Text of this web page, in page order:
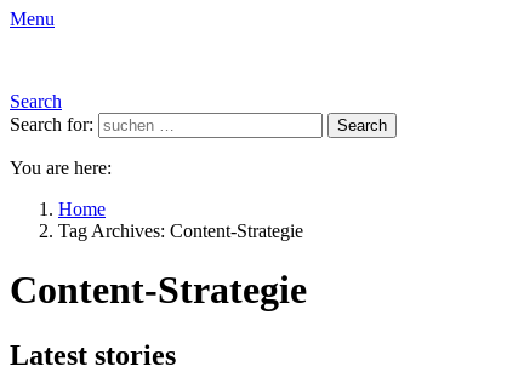
Menu
Search
Search for:
Search
You are here:
Home
Tag Archives: Content-Strategie
Content-Strategie
Latest stories